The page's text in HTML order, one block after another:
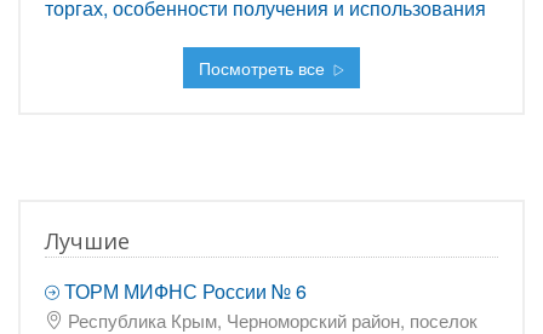
торгах, особенности получения и использования
Посмотреть все
Лучшие
ТОРМ МИФНС России № 6
Республика Крым, Черноморский район, поселок